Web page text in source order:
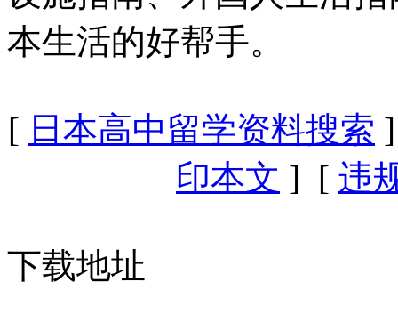
本生活的好帮手。
[ 日本高中留学资料搜索
印本文 ] [ 违
下载地址